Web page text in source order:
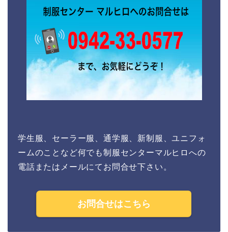
学生服、セーラー服、通学服、新制服、ユニフォ
ームのことなど何でも制服センターマルヒロへの
電話またはメールにてお問合せ下さい。
お問合せはこちら